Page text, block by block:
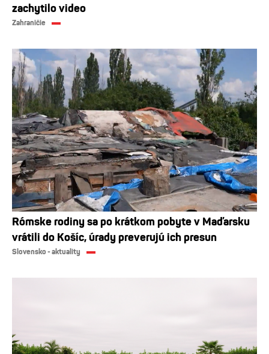
zachytilo video
Zahraničie
Rómske rodiny sa po krátkom pobyte v Maďarsku
vrátili do Košíc, úrady preverujú ich presun
Slovensko - aktuality